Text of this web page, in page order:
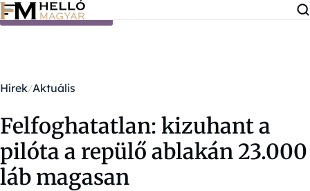
Ugrás a tartalomra
Hírek Aktuális
Felfoghatatlan: kizuhant a
pilóta a repülő ablakán 23.000
láb magasan